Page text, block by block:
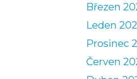
Březen
Leden
Prosinec
Červen